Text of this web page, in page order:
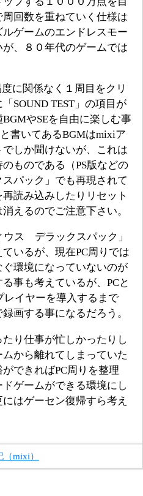
回数を重ねていく仕様は
ゲームのエンドレスモー
、８０年代のゲームでは
に関係なく１周目をクリ
SOUND TEST」の項目が
やSEを自由に楽しむ事
書いてあるBGMはmixiア
しか聞けないが、これは
ものである（PS版などの
パック」でも再現されて
読み込みしたりリセット
えるのでご注意下さい。
ウス デラックスパック」
いるが、現在PC周りでは
環境になっていないのが
事も考えているが、PCと
レイヤーを導入するまで
画する事になるだろう。
り仕事が忙しかったりし
から離れてしまっていた
できればPC周りを整理
ゲームができる環境にし
はゲーセン復帰すら考え
（mixi）